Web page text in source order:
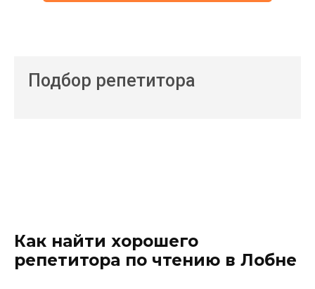
Подбор репетитора
Как найти хорошего
репетитора по чтению в Лобне